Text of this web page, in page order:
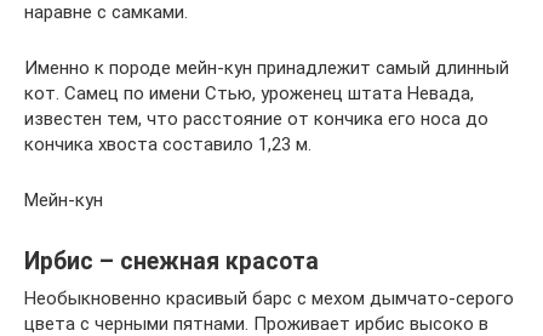
наравне с самками.
Именно к породе мейн-кун принадлежит самый длинный
кот. Самец по имени Стью, уроженец штата Невада,
известен тем, что расстояние от кончика его носа до
кончика хвоста составило 1,23 м.
Мейн-кун
Ирбис – снежная красота
Необыкновенно красивый барс с мехом дымчато-серого
цвета с черными пятнами. Проживает ирбис высоко в